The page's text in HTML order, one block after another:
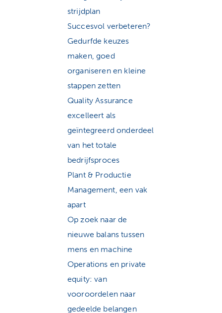
strijdplan
Succesvol verbeteren?
Gedurfde keuzes
maken, goed
organiseren en kleine
stappen zetten
Quality Assurance
excelleert als
geïntegreerd onderdeel
van het totale
bedrijfsproces
Plant & Productie
Management, een vak
apart
Op zoek naar de
nieuwe balans tussen
mens en machine
Operations en private
equity: van
vooroordelen naar
gedeelde belangen